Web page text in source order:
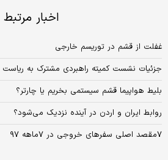
اخبار مرتبط
غفلت از قشم در توریسم خارجی
جزئیات نشست کمیته راهبردی مشترک به ریاست
بلیط هواپیما قشم سیستمی بخریم یا چارتر؟
روابط ایران و اردن در آینده نزدیک می‌شود؟
۷مقصد اصلی سفرهای خروجی در ۷ماهه ۹۷